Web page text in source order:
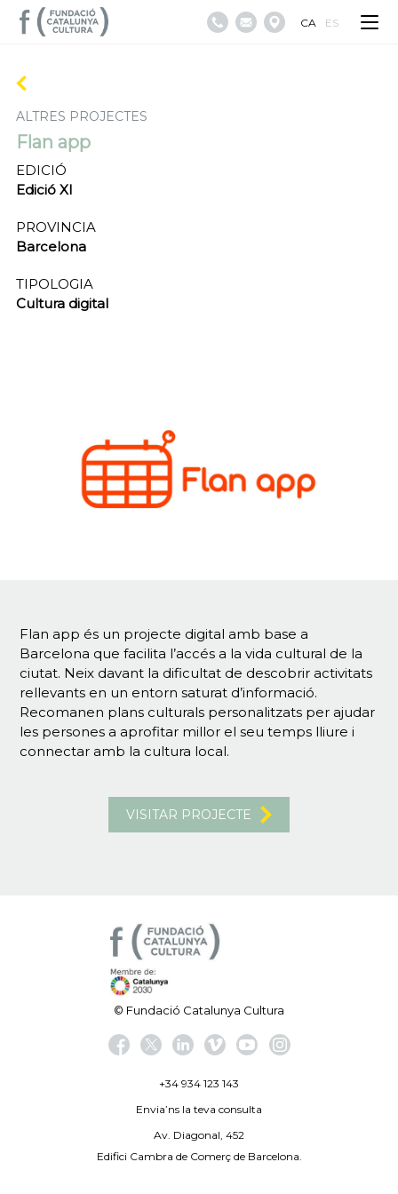
CA ES
ALTRES PROJECTES
Flan app
EDICIÓ
Edició XI
PROVINCIA
Barcelona
TIPOLOGIA
Cultura digital
Flan app és un projecte digital amb base a
Barcelona que facilita l’accés a la vida cultural de la
ciutat. Neix davant la dificultat de descobrir activitats
rellevants en un entorn saturat d’informació.
Recomanen plans culturals personalitzats per ajudar
les persones a aprofitar millor el seu temps lliure i
connectar amb la cultura local.
VISITAR PROJECTE
© Fundació Catalunya Cultura
+34 934 123 143
Envia’ns la teva consulta
Av. Diagonal, 452
Edifici Cambra de Comerç de Barcelona.